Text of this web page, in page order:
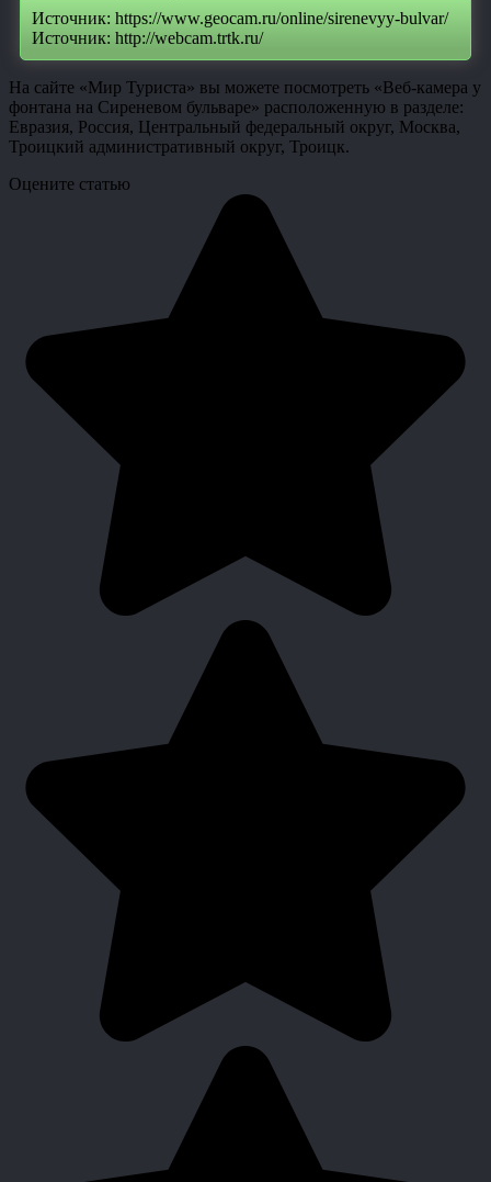
Источник: https://www.geocam.ru/online/sirenevyy-bulvar/
Источник: http://webcam.trtk.ru/
На сайте «Мир Туриста» вы можете посмотреть «Веб-камера у
фонтана на Сиреневом бульваре» расположенную в разделе:
Евразия, Россия, Центральный федеральный округ, Москва,
Троицкий административный округ, Троицк.
Оцените статью